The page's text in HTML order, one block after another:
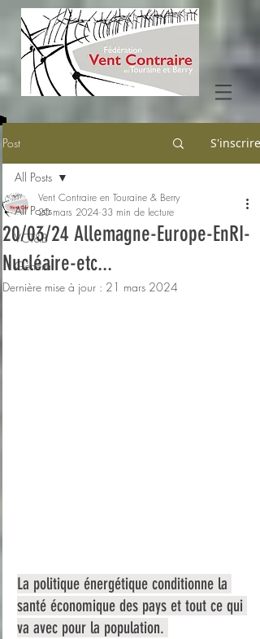
Post S'inscrire
All Posts
VCT&B
Général
All Posts
20/03/24 Allemagne-Europe-EnRI-
Nucléaire-etc...
Vent Contraire en Touraine & Berry
20 mars 2024 33 min de lecture
Dernière mise à jour : 21 mars 2024
La politique énergétique conditionne la
santé économique des pays et tout ce qui
va avec pour la population.